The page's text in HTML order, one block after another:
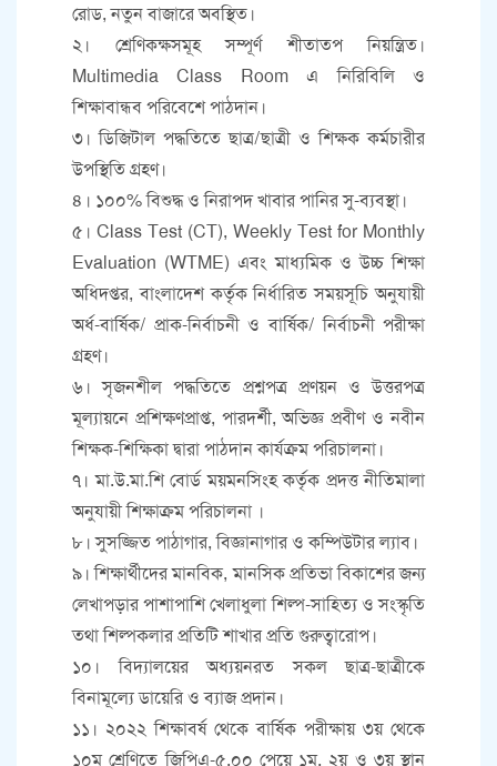
রোড, নতুন বাজারে অবস্থিত।
২। শ্রেণিকক্ষসমূহ সম্পূর্ণ শীতাতপ নিয়ন্ত্রিত।
Multimedia Class Room এ নিরিবিলি ও
শিক্ষাবান্ধব পরিবেশে পাঠদান।
৩। ডিজিটাল পদ্ধতিতে ছাত্র/ছাত্রী ও শিক্ষক কর্মচারীর
উপস্থিতি গ্রহণ।
৪। ১০০% বিশুদ্ধ ও নিরাপদ খাবার পানির সু-ব্যবস্থা।
৫। Class Test (CT), Weekly Test for Monthly
Evaluation (WTME) এবং মাধ্যমিক ও উচ্চ শিক্ষা
অধিদপ্তর, বাংলাদেশ কর্তৃক নির্ধারিত সময়সূচি অনুযায়ী
অর্ধ-বার্ষিক/ প্রাক-নির্বাচনী ও বার্ষিক/ নির্বাচনী পরীক্ষা
গ্রহণ।
৬। সৃজনশীল পদ্ধতিতে প্রশ্নপত্র প্রণয়ন ও উত্তরপত্র
মূল্যায়নে প্রশিক্ষণপ্রাপ্ত, পারদর্শী, অভিজ্ঞ প্রবীণ ও নবীন
শিক্ষক-শিক্ষিকা দ্বারা পাঠদান কার্যক্রম পরিচালনা।
৭। মা.উ.মা.শি বোর্ড ময়মনসিংহ কর্তৃক প্রদত্ত নীতিমালা
অনুযায়ী শিক্ষাক্রম পরিচালনা ।
৮। সুসজ্জিত পাঠাগার, বিজ্ঞানাগার ও কম্পিউটার ল্যাব।
৯। শিক্ষার্থীদের মানবিক, মানসিক প্রতিভা বিকাশের জন্য
লেখাপড়ার পাশাপাশি খেলাধুলা শিল্প-সাহিত্য ও সংস্কৃতি
তথা শিল্পকলার প্রতিটি শাখার প্রতি গুরুত্বারোপ।
১০। বিদ্যালয়ের অধ্যয়নরত সকল ছাত্র-ছাত্রীকে
বিনামূল্যে ডায়েরি ও ব্যাজ প্রদান।
১১। ২০২২ শিক্ষাবর্ষ থেকে বার্ষিক পরীক্ষায় ৩য় থেকে
১০ম শ্রেণিতে জিপিএ-৫.০০ পেয়ে ১ম, ২য় ও ৩য় স্থান